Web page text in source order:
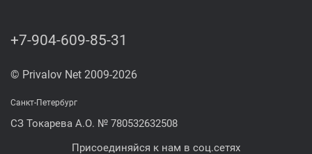
+7-904-609-85-31
© Privalov Net 2009-2026
Санкт-Петербург
СЗ Токарева А.О. № 780532632508
Присоединяйся к нам в соц.сетях